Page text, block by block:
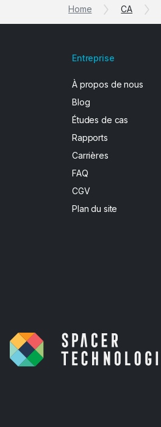
Home CA
Entreprise
À propos de nous
Blog
Études de cas
Rapports
Carrières
FAQ
CGV
Plan du site